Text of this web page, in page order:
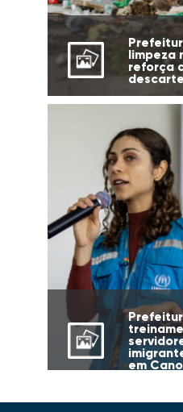
limpeza
reforça
em